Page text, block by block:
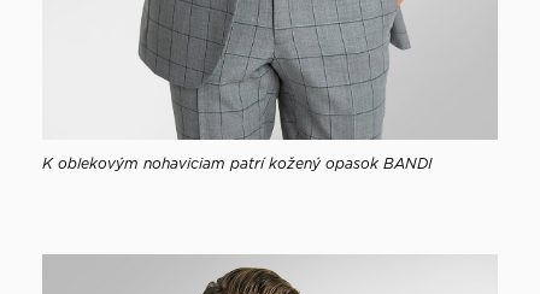
K oblekovým nohaviciam patrí kožený opasok BANDI